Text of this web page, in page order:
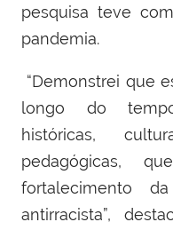
pesquisa teve
pandemia.
“Demonstrei que
longo do
históricas,
pedagógicas,
fortalecimento
antirracista”,